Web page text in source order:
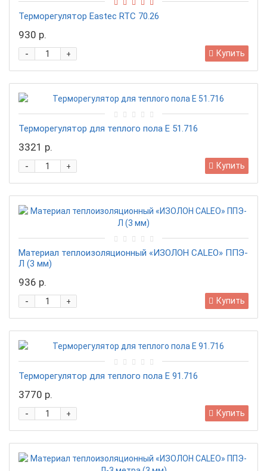
Терморегулятор Eastec RTC 70.26
930 р.
+
- Купить
Терморегулятор для теплого пола Е 51.716
3321 р.
+
- Купить
Материал теплоизоляционный «ИЗОЛОН CALEO» ППЭ-
Л (3 мм)
936 р.
+
- Купить
Терморегулятор для теплого пола Е 91.716
3770 р.
+
- Купить